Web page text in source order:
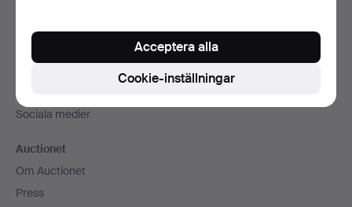
Sociala medier
Auctionet
Om Auctionet
Press
Cookie-inställningar
Acceptera alla